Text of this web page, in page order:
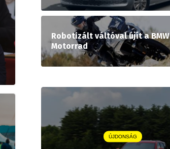
Robotizált váltóval újít a BMW
Motorrad
ÚJDONSÁG